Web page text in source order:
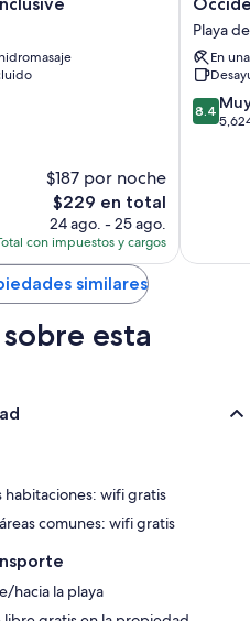
$187 por noche
El
precio
actual
es
de
$229
$229 en total
24 ago. - 25 ago.
con impuestos y cargos
at
Xcaret
-
All
Inclusive
Playa
En
8.4
de
8.4
similares
esta
habitaciones: wifi gratis
comunes: wifi gratis
hacia la playa